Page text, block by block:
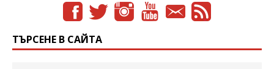
ТЪРСЕНЕ В САЙТА